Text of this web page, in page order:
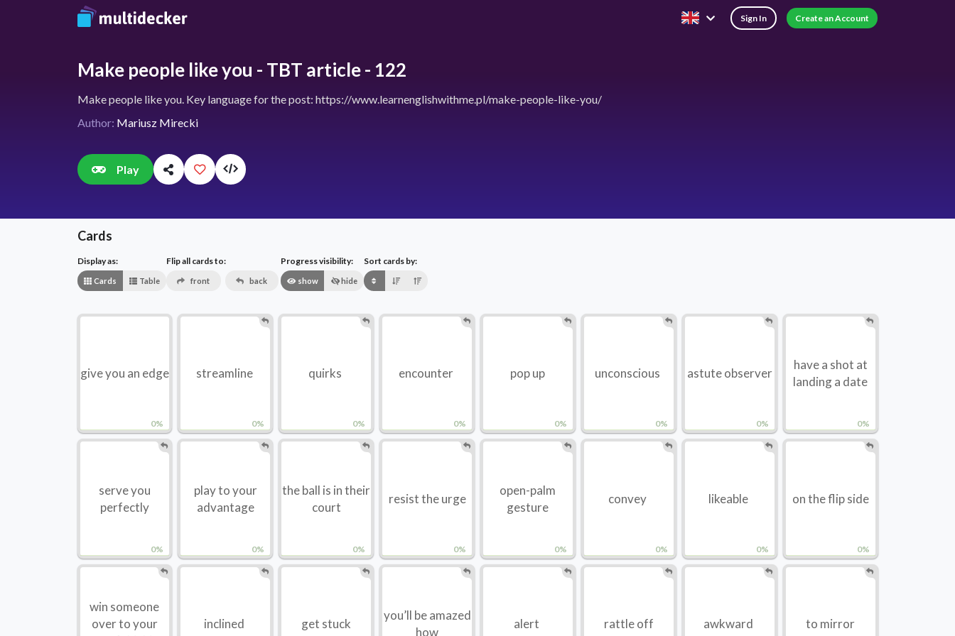
Sign In Create an Account
Make people like you - TBT article - 122
Make people like you. Key language for the post: https://www.learnenglishwithme.pl/make-people-like-you/
Author: Mariusz Mirecki
Play
Cards
Display as:
Cards Table
Flip all cards to:
front back
Progress visibility:
show hide
Sort cards by:
0%
give you an edge
0%
streamline
0%
quirks
0%
encounter
0%
pop up
0%
unconscious
0%
astute observer
0%
have a shot at
landing a date
0%
serve you
perfectly
0%
play to your
advantage
0%
the ball is in their
court
0%
resist the urge
0%
open-palm
gesture
0%
convey
0%
likeable
0%
on the flip side
win someone
over to your
inclined get stuck
you’ll be amazed
how
alert rattle off awkward to mirror